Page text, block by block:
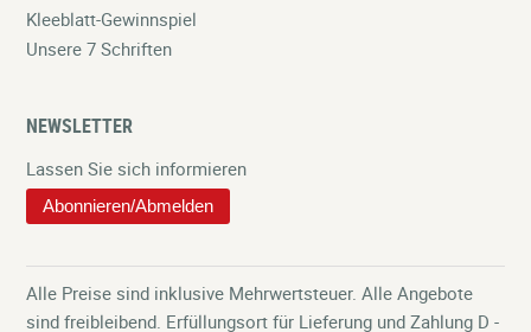
Kleeblatt-Gewinnspiel
Unsere 7 Schriften
NEWSLETTER
Lassen Sie sich informieren
Abonnieren/Abmelden
Alle Preise sind inklusive Mehrwertsteuer. Alle Angebote
sind freibleibend. Erfüllungsort für Lieferung und Zahlung D -